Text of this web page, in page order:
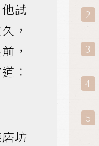
試
，
，
：
坊